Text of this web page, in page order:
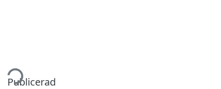
Publicerad